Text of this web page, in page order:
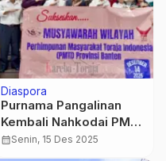
Diaspora
Purnama Pangalinan
Kembali Nahkodai PMTI
Wilayah Provpinsi
Banten Periode 2025-
calendar_monthSenin, 15 Des 2025